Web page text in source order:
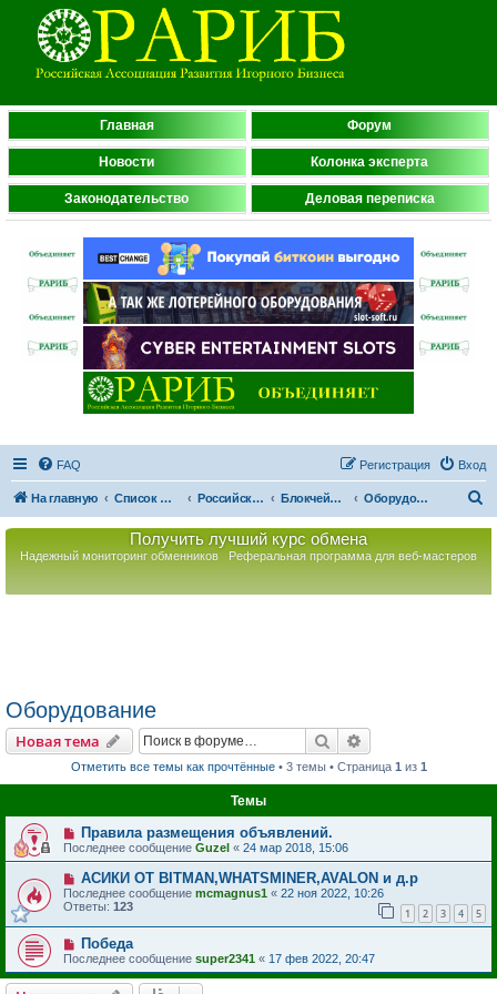
Главная Форум
Новости Колонка эксперта
Законодательство Деловая переписка
FAQ Вход
Регистрация
На главную Список форумов Российская Ассоциация Развития Игорного Бизнеса Блокчейн. Децентрализованное хранение данных Оборудование
Получить лучший курс обмена
Надежный мониторинг обменников Реферальная программа для веб-мастеров
Оборудование
Новая тема Поиск
Отметить все темы как прочтённые• 3 темы • Страница 1 из 1
Темы
Правила размещения объявлений.
Последнее сообщение Guzel « 24 мар 2018, 15:06
АСИКИ ОТ BITMAN,WHATSMINER,AVALON и д.р
Последнее сообщение mcmagnus1 « 22 ноя 2022, 10:26
Ответы: 123 1 2 3 4 5
Победа
Последнее сообщение super2341 « 17 фев 2022, 20:47